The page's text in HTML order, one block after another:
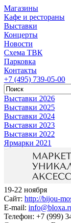
Магазины
Кафе и рестораны
Выставки
Концерты
Новости
Схема ТВК
Парковка
Контакты
+7 (495) 739-05-00
Выставки 2026
Выставки 2025
Выставки 2024
Выставки 2023
Выставки 2022
Ярмарки 2021
19-22 ноября
Сайт: http://bijou-
E-mail:
Телефон: +7 (999)